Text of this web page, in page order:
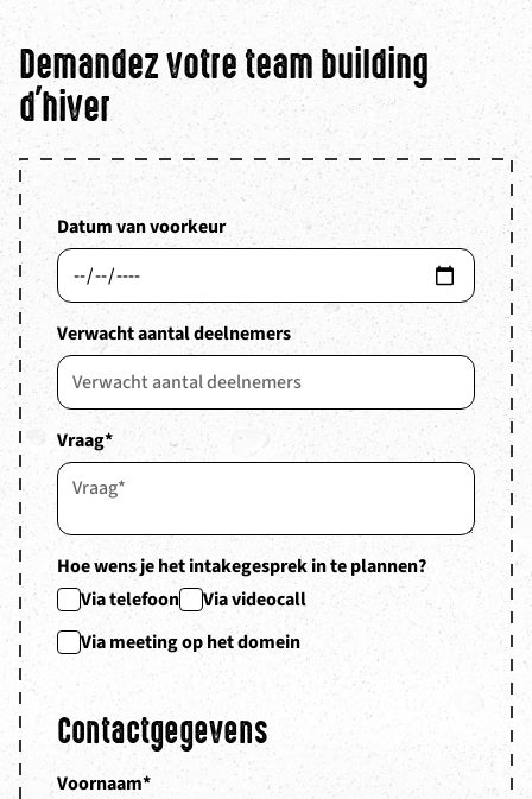
Demandez votre team building
d'hiver
Datum van voorkeur
Verwacht aantal deelnemers
Vraag*
Hoe wens je het intakegesprek in te plannen?
Via telefoon
Via videocall
Via meeting op het domein
Contactgegevens
Voornaam*